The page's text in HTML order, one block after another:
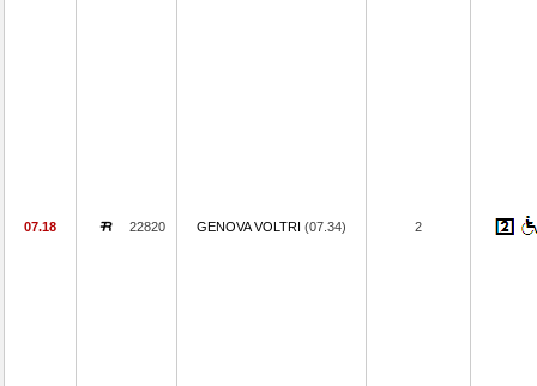
07.18 22820 GENOVA VOLTRI (07.34) 2